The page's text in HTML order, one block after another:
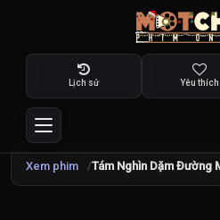
Lịch sử Yêu thích
Xem phim Tám Nghìn Dặm Đường